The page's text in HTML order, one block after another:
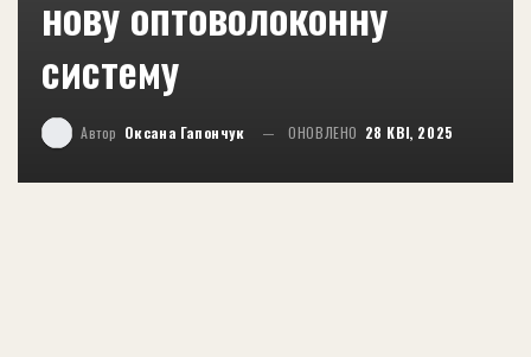
нову оптоволоконну
систему
Автор Оксана Гапончук ОНОВЛЕНО 28 КВІ, 2025